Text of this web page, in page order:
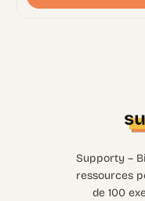
Supporty –
ressources
de 100